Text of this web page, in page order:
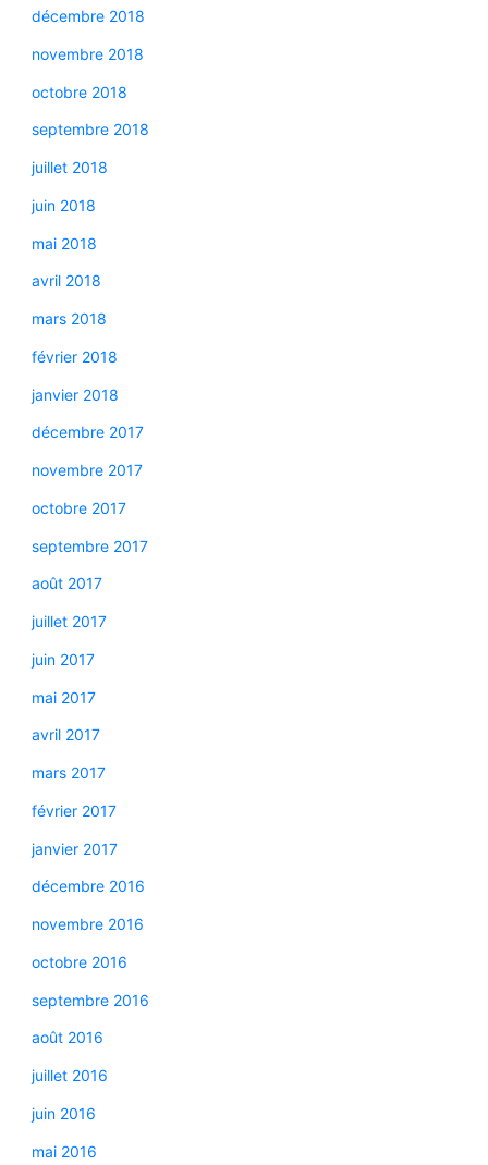
décembre 2018
novembre 2018
octobre 2018
septembre 2018
juillet 2018
juin 2018
mai 2018
avril 2018
mars 2018
février 2018
janvier 2018
décembre 2017
novembre 2017
octobre 2017
septembre 2017
août 2017
juillet 2017
juin 2017
mai 2017
avril 2017
mars 2017
février 2017
janvier 2017
décembre 2016
novembre 2016
octobre 2016
septembre 2016
août 2016
juillet 2016
juin 2016
mai 2016